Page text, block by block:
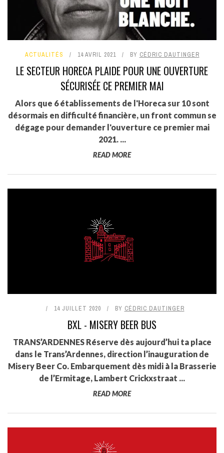
ACTUALITÉS 14 AVRIL 2021 BY CÉDRIC DAUTINGER
LE SECTEUR HORECA PLAIDE POUR UNE OUVERTURE
SÉCURISÉE CE PREMIER MAI
Alors que 6 établissements de l'Horeca sur 10 sont
désormais en difficulté financière, un front commun se
dégage pour demander l'ouverture ce premier mai
2021. ...
READ MORE
14 JUILLET 2020 BY CÉDRIC DAUTINGER
BXL - MISERY BEER BUS
TRANS’ARDENNES Réserve dès aujourd’hui ta place
dans le Trans’Ardennes, direction l’inauguration de
Misery Beer Co. Embarquement dès midi à la Brasserie
de l’Ermitage, Lambert Crickxstraat ...
READ MORE